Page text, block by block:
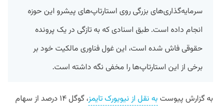
سرمایه‌گذاری‌های بزرگی روی استارتاپ‌های پیشرو این حوزه
انجام داده است. طبق اسنادی که به تازگی در یک پرونده
حقوقی فاش شده است، این غول فناوری مالکیت خود بر
برخی از این استارتاپ‌ها را مخفی نگه داشته است.
به گزارش پیوست به نقل از نیویورک تایمز
، گوگل ۱۴ درصد از سهام